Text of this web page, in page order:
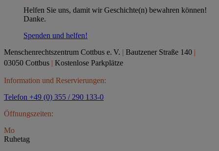
Helfen Sie uns, damit wir Geschichte(n) bewahren können!
Danke.
Spenden und helfen!
Menschenrechtszentrum Cottbus e. V. | Bautzener Straße 140 |
03050 Cottbus | Kostenlose Parkplätze
Information und Reservierungen:
Telefon +49 (0) 355 / 290 133-0
Öffnungszeiten:
Mo
Ruhetag